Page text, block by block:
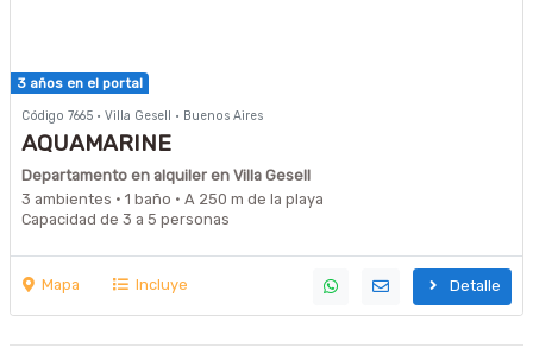
3 años en el portal
Código 7665 · Villa Gesell · Buenos Aires
AQUAMARINE
Departamento en alquiler en Villa Gesell
3 ambientes · 1 baño · A 250 m de la playa
Capacidad de 3 a 5 personas
Mapa Incluye Detalle